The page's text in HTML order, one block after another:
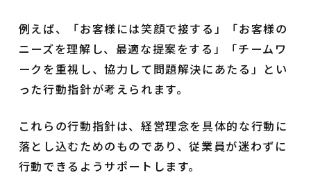
例えば、「お客様には笑顔で接する」「お客様の
ニーズを理解し、最適な提案をする」「チームワ
ークを重視し、協力して問題解決にあたる」とい
った行動指針が考えられます。
これらの行動指針は、経営理念を具体的な行動に
落とし込むためのものであり、従業員が迷わずに
行動できるようサポートします。